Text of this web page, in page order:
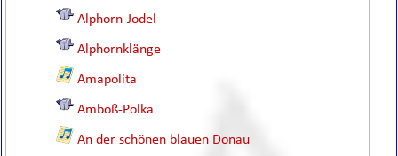
Alphorn-Jodel
Alphornklänge
Amapolita
Amboß-Polka
An der schönen blauen Donau